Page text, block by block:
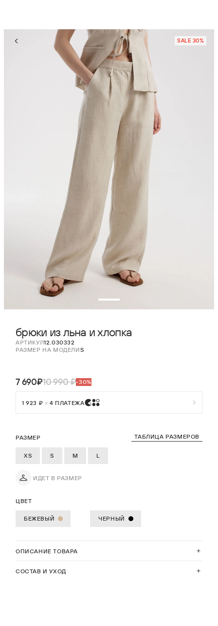
SALE 30%
брюки из льна и хлопка
АРТИКУЛ12.030332
РАЗМЕР НА МОДЕЛИS
ОПИСАНИЕ ТОВАРА
СОСТАВ И УХОД
РАЗМЕР ТАБЛИЦА РАЗМЕРОВ
XS S M L
ИДЕТ В РАЗМЕР
ЦВЕТ
БЕЖЕВЫЙ ЧЕРНЫЙ
7 690₽10 990 ₽-30%
1 923 ₽ × 4 ПЛАТЕЖА